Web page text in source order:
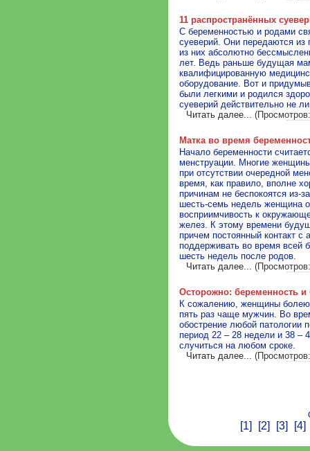
11 распространённых
С беременностью и родами
суеверий. Они передаются из
из них абсолютно
лет. Ведь раньше будущая
квалифицированную
оборудование. Вот и
были легкими и родился
суеверий действительно не
Читать далее...
Матка во время
Начало беременности
менструации. Многие
при отсутствии очередной
время, как правило, вполне
причинам не беспокоятся из-
шесть-семь недель женщина
восприимчивость к
желез. К этому времени
причем постоянный контакт
поддерживать во время всей
шесть недель после родов.
Читать далее...
Осторожно: беременность и
К сожалению, женщины
пять раз чаще мужчин. Во
обострение любой патологии
период 22 – 28 недели и 38 –
случиться на любом сроке.
Читать далее...
[1] [2] [3] [4]